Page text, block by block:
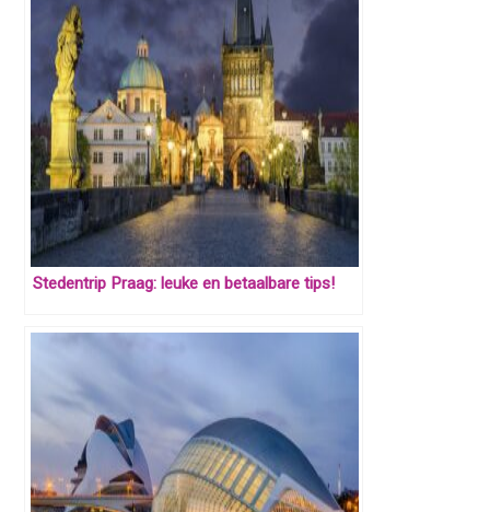
Stedentrip Praag: leuke en betaalbare tips!